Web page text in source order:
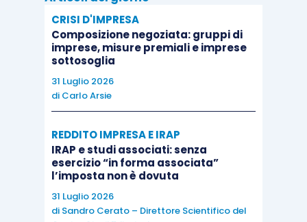
delle attività economiche del soggetto
passivo.
Nell’uno o nell’altro caso,
diretto e immediato”
l’esercizio della detrazione, presuppone che il
costo dei beni/servizi sia incorporato,
rispettivamente, nel prezzo delle operazioni a
valle o nel prezzo dei beni/servizi forniti dal
soggetto passivo nel contesto delle proprie
attività economiche.
CRISI D'IMPRESA
Composizione negoziata: gruppi di
imprese, misure premiali e imprese
sottosoglia
31 Luglio 2026
di Carlo Arsie
REDDITO IMPRESA E IRAP
IRAP e studi associati: senza
esercizio “in forma associata”
l’imposta non è dovuta
31 Luglio 2026
di Sandro Cerato – Direttore Scientifico del